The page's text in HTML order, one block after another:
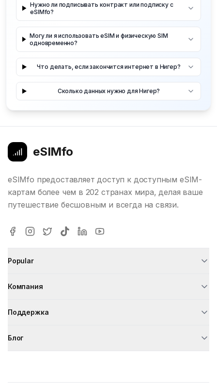
Нужно ли подписывать контракт или подписку с
eSIMfo?
Могу ли я использовать eSIM и физическую SIM
одновременно?
Что делать, если закончится интернет в Нигер?
Сколько данных нужно для Нигер?
eSIMfo
eSIMfo предоставляет доступ к доступным eSIM-
картам более чем в 202 странах мира, делая ваше
путешествие бесшовным и всегда на связи.
Popular
Компания
Поддержка
Блог